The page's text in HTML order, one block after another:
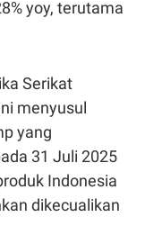
yoy, terutama
Serikat
menyusul
yang
31 Juli 2025
Indonesia
dikecualikan